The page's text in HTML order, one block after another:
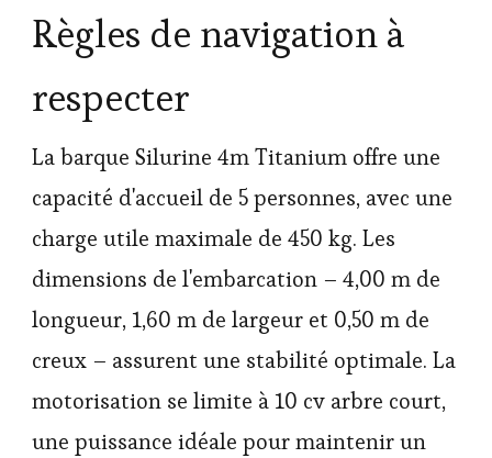
Règles de navigation à
respecter
La barque Silurine 4m Titanium offre une
capacité d'accueil de 5 personnes, avec une
charge utile maximale de 450 kg. Les
dimensions de l'embarcation – 4,00 m de
longueur, 1,60 m de largeur et 0,50 m de
creux – assurent une stabilité optimale. La
motorisation se limite à 10 cv arbre court,
une puissance idéale pour maintenir un